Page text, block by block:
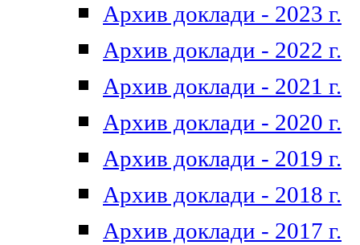
Архив доклади - 2023 г.
Архив доклади - 2022 г.
Архив доклади - 2021 г.
Архив доклади - 2020 г.
Архив доклади - 2019 г.
Архив доклади - 2018 г.
Архив доклади - 2017 г.